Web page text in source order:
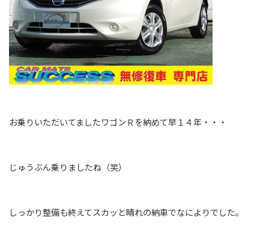
お乗りいただいてましたワゴンＲを納めて早１４年・・・
じゅうぶん乗りましたね（笑）
しっかり整備も終えてスカッと晴れの納車でなによりでした。